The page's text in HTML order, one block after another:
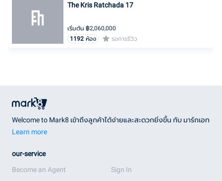
The Kris Ratchada 17
เริ่มต้น ฿2,060,000
1192 ห้อง รอการรีวิว
Welcome to Mark8 เข้าถึงลูกค้าได้ง่ายและสะดวกยิ่งขึ้น กับ มาร์กเอท
Learn more
our-service
Become an Agent
Sign In